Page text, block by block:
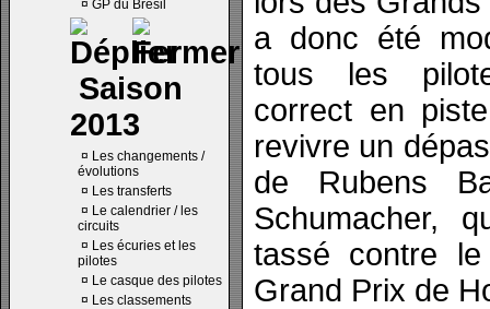
¤ GP du Brésil
Saison
2013
¤ Les changements /
évolutions
¤ Les transferts
¤ Le calendrier / les
circuits
¤ Les écuries et les
pilotes
¤ Le casque des pilotes
¤ Les classements
a donc été
tous les
correct en
revivre un
de Rubens
Schumacher,
tassé contre
Grand Prix de